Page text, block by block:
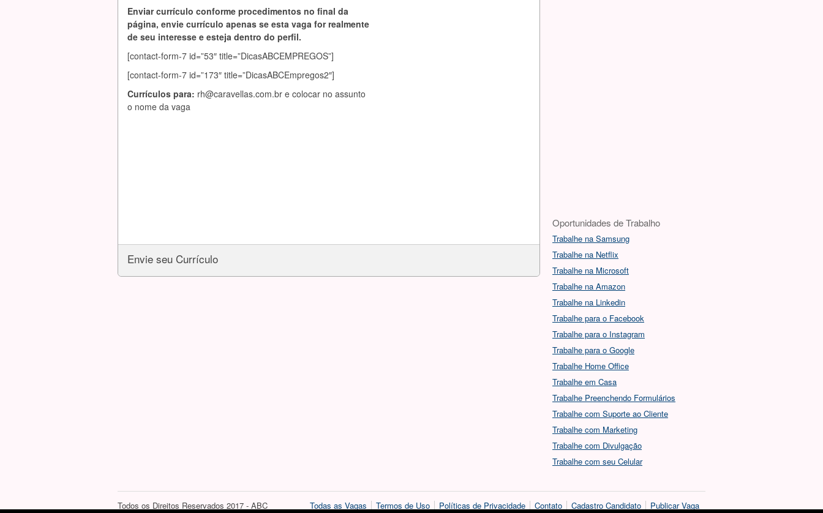
Enviar currículo conforme procedimentos no final da
página, envie currículo apenas se esta vaga for realmente
de seu interesse e esteja dentro do perfil.
[contact-form-7 id=”53″ title=”DicasABCEMPREGOS”]
[contact-form-7 id=”173″ title=”DicasABCEmpregos2″]
Currículos para: rh@caravellas.com.br e colocar no assunto
o nome da vaga
Envie seu Currículo
Oportunidades de Trabalho
Trabalhe na Samsung
Trabalhe na Netflix
Trabalhe na Microsoft
Trabalhe na Amazon
Trabalhe na Linkedin
Trabalhe para o Facebook
Trabalhe para o Instagram
Trabalhe para o Google
Trabalhe Home Office
Trabalhe em Casa
Trabalhe Preenchendo Formulários
Trabalhe com Suporte ao Cliente
Trabalhe com Marketing
Trabalhe com Divulgação
Trabalhe com seu Celular
Todas as Vagas Termos de Uso Políticas de Privacidade Contato Cadastro Candidato Publicar Vaga
Todos os Direitos Reservados 2017 - ABC